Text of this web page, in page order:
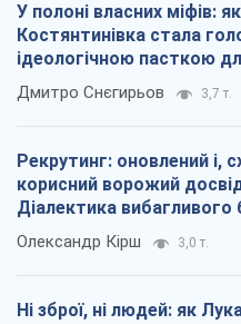
У полоні власних міфів: як
Костянтинівка стала
ідеологічною пасткою
окупантів
Дмитро Снєгирьов 3,7 т.
Рекрутинг: оновлений і,
корисний ворожий
Діалектика вибагливого
Олександр Кірш 3,0 т.
Ні зброї, ні людей: як